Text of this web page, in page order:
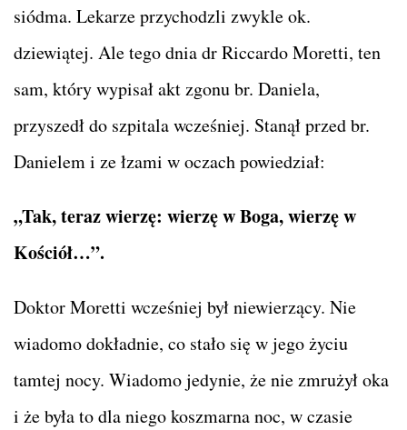
siódma. Lekarze przychodzli zwykle ok.
dziewiątej. Ale tego dnia dr Riccardo Moretti, ten
sam, który wypisał akt zgonu br. Daniela,
przyszedł do szpitala wcześniej. Stanął przed br.
Danielem i ze łzami w oczach powiedział:
„Tak, teraz wierzę: wierzę w Boga, wierzę w
Kościół…”.
Doktor Moretti wcześniej był niewierzący. Nie
wiadomo dokładnie, co stało się w jego życiu
tamtej nocy. Wiadomo jedynie, że nie zmrużył oka
i że była to dla niego koszmarna noc, w czasie